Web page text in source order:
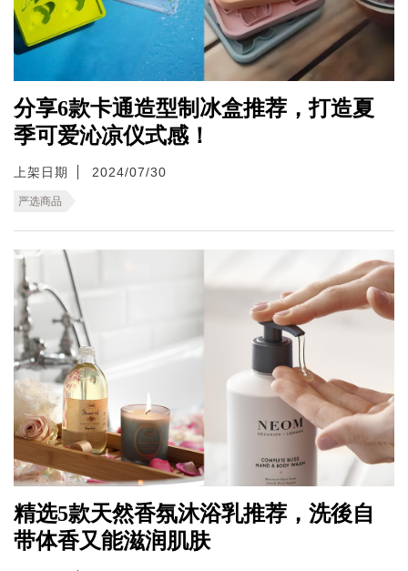
分享6款卡通造型制冰盒推荐，打造夏
季可爱沁凉仪式感！
上架日期 2024/07/30
严选商品
精选5款天然香氛沐浴乳推荐，洗後自
带体香又能滋润肌肤